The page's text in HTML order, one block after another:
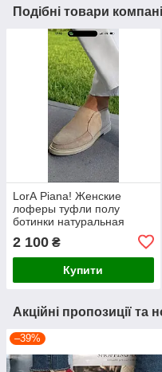
Подібні товари
LorА Piana! Женские
лоферы туфли полу
ботинки натуральная
Пиана 36,39 розм
2 100 ₴
Купити
Акційні пропозиції та
–39%